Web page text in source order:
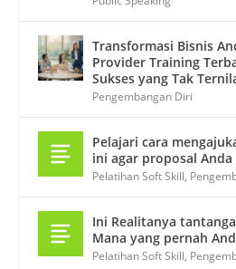
Transformasi Bisnis
Provider Training
Sukses yang Tak
Pengembangan Diri
Pelajari cara
ini agar proposal
Pelatihan Soft Skill,
Ini Realitanya
Mana yang pernah
Pelatihan Soft Skill,